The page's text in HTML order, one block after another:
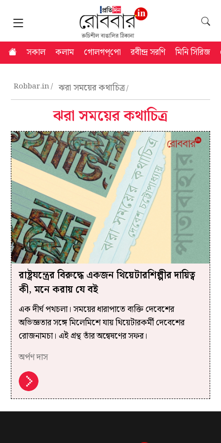
সকাল কলাম গোলগপ্‌পো রবীন্দ্র সরণি মিনি সিরিজ
Robbar.in ঝরা সময়ের কথাচিত্র
ঝরা সময়ের কথাচিত্র
রাষ্ট্রযন্ত্রের বিরুদ্ধে একজন থিয়েটারশিল্পীর দায়িত্ব
কী, মনে করায় যে বই
এক দীর্ঘ পথচলা। সময়ের ধারাপাতে ব্যক্তি দেবেশের
অভিজ্ঞতার সঙ্গে মিলেমিশে যায় থিয়েটারকর্মী দেবেশের
রোজনামচা। এই গ্রন্থ তাঁর অন্বেষণের সফর।
অর্পণ দাস